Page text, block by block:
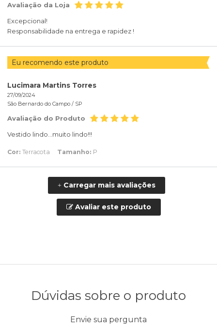
Avaliação da Loja
Excepcional!
Responsabilidade na entrega e rapidez !
Eu recomendo este produto
Lucimara Martins Torres
27/09/2024
São Bernardo do Campo / SP
Avaliação do Produto
Vestido lindo…muito lindo!!!
Cor: Terracota Tamanho: P
+Carregar mais avaliações
Avaliar este produto
Dúvidas sobre o produto
Envie sua pergunta